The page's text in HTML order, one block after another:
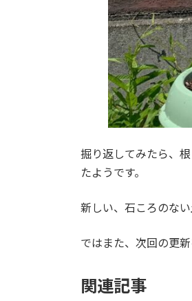
掘り返してみたら、
たようです。
新しい、石ころのな
ではまた、次回の更
関連記事